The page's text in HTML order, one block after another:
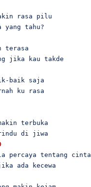
rasa pilu
tahu?
terasa
jika kau takde
baik saja
ku rasa
terbuka
di jiwa
percaya tentang cinta
ada kecewa